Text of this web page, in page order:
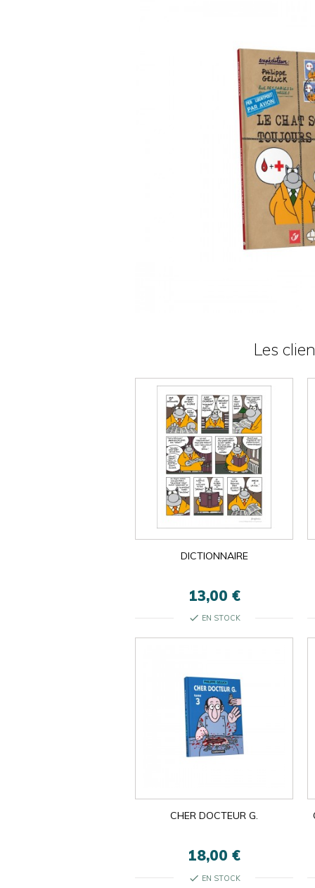
Les
DICTIONNAIRE
13,00 €
check EN STOCK
CHER DOCTEUR G.
18,00 €
check EN STOCK